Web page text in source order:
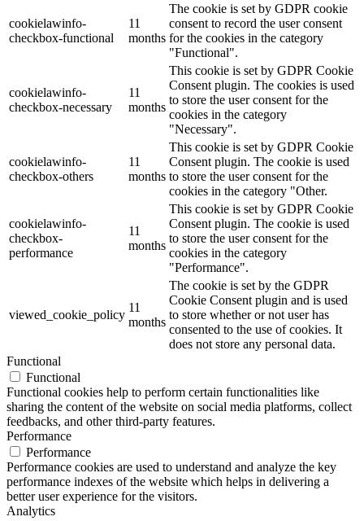
cookielawinfo-
checkbox-functional
11
months
The cookie is set by GDPR cookie
consent to record the user consent
for the cookies in the category
"Functional".
cookielawinfo-
checkbox-necessary
11
months
This cookie is set by GDPR Cookie
Consent plugin. The cookies is used
to store the user consent for the
cookies in the category
"Necessary".
cookielawinfo-
checkbox-others
11
months
This cookie is set by GDPR Cookie
Consent plugin. The cookie is used
to store the user consent for the
cookies in the category "Other.
cookielawinfo-
checkbox-
performance
11
months
This cookie is set by GDPR Cookie
Consent plugin. The cookie is used
to store the user consent for the
cookies in the category
"Performance".
viewed_cookie_policy
11
months
The cookie is set by the GDPR
Cookie Consent plugin and is used
to store whether or not user has
consented to the use of cookies. It
does not store any personal data.
Functional
Functional
Functional cookies help to perform certain functionalities like
sharing the content of the website on social media platforms, collect
feedbacks, and other third-party features.
Performance
Performance
Performance cookies are used to understand and analyze the key
performance indexes of the website which helps in delivering a
better user experience for the visitors.
Analytics